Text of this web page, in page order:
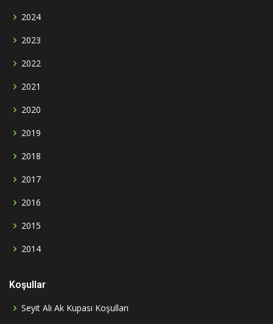
2024
2023
2022
2021
2020
2019
2018
2017
2016
2015
2014
Koşullar
Seyit Ali Ak Kupası Koşulları